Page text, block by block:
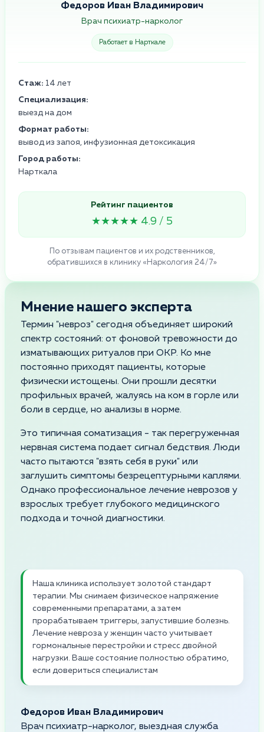
Федоров Иван Владимирович
Врач психиатр-нарколог
Работает в Нарткале
Стаж: 14 лет
Специализация:
выезд на дом
Формат работы:
вывод из запоя, инфузионная детоксикация
Город работы:
Нарткала
Рейтинг пациентов
★★★★★ 4.9 / 5
По отзывам пациентов и их родственников,
обратившихся в клинику «Наркология 24/7»
Мнение нашего эксперта
Термин "невроз" сегодня объединяет широкий
спектр состояний: от фоновой тревожности до
изматывающих ритуалов при ОКР. Ко мне
постоянно приходят пациенты, которые
физически истощены. Они прошли десятки
профильных врачей, жалуясь на ком в горле или
боли в сердце, но анализы в норме.
Это типичная соматизация - так перегруженная
нервная система подает сигнал бедствия. Люди
часто пытаются "взять себя в руки" или
заглушить симптомы безрецептурными каплями.
Однако профессиональное лечение неврозов у
взрослых требует глубокого медицинского
подхода и точной диагностики.
Наша клиника использует золотой стандарт
терапии. Мы снимаем физическое напряжение
современными препаратами, а затем
прорабатываем триггеры, запустившие болезнь.
Лечение невроза у женщин часто учитывает
гормональные перестройки и стресс двойной
нагрузки. Ваше состояние полностью обратимо,
если довериться специалистам
Федоров Иван Владимирович
Врач психиатр-нарколог, выездная служба